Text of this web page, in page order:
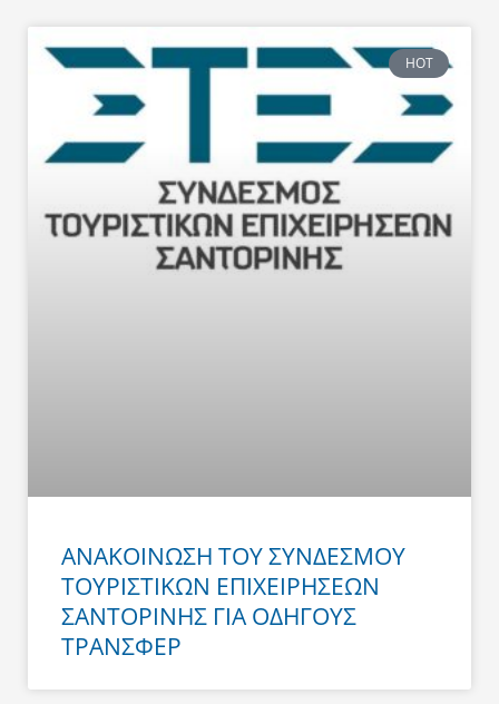
HOT
ΑΝΑΚΟΙΝΩΣΗ ΤΟΥ ΣΥΝΔΕΣΜΟΥ
ΤΟΥΡΙΣΤΙΚΩΝ ΕΠΙΧΕΙΡΗΣΕΩΝ
ΣΑΝΤΟΡΙΝΗΣ ΓΙΑ ΟΔΗΓΟΥΣ
ΤΡΑΝΣΦΕΡ